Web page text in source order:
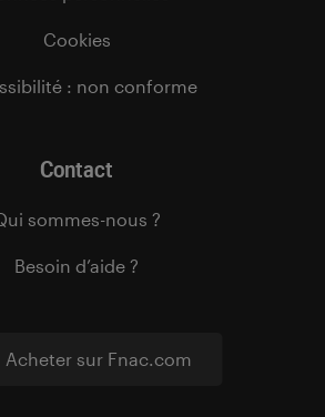
Acheter sur Fnac.com
Cookies
: non conforme
Contact
sommes-nous ?
Besoin d’aide ?